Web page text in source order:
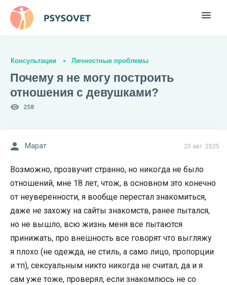
Консультации Личностные проблемы
Почему я не могу построить
отношения с девушками?
258
20 авг. 2025
Марат
Возможно, прозвучит странно, но никогда не было
отношений, мне 18 лет, чтож, в основном это конечно
от неуверенности, я вообще перестал знакомиться,
даже не захожу на сайты знакомств, ранее пытался,
но не вышло, всю жизнь меня все пытаются
принижать, про внешность все говорят что выгляжу
я плохо (не одежда, не стиль, а само лицо, пропорции
и тп), сексуальным никто никогда не считал, да и я
сам уже тоже, проверял, если знакомлюсь не со